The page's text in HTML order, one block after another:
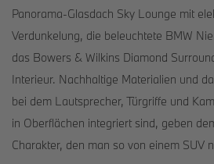
Panorama-Glasdach Sky Lounge mit
Verdunkelung, die beleuchtete BMW
das Bowers & Wilkins Diamond
Interieur. Nachhaltige Materialien und
bei dem Lautsprecher, Türgriffe und
in Oberflächen integriert sind, geben
Charakter, den man so von einem SUV